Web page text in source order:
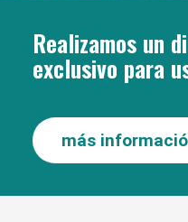
Realizamos un
exclusivo para
más